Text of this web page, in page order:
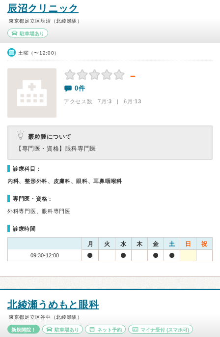
辰沼クリニック
東京都足立区辰沼（北綾瀬駅）
駐車場あり
土曜（〜12:00）
－
0件
アクセス数 7月:3 | 6月:13
霰粒腫について
【専門医・資格】 眼科専門医
診療科目：
内科、整形外科、皮膚科、眼科、耳鼻咽喉科
専門医・資格：
外科専門医、眼科専門医
診療時間
月 火 水 木 金 土 日 祝
09:30-12:00
北綾瀬うめもと眼科
東京都足立区谷中（北綾瀬駅）
新規開院！ 駐車場あり ネット予約 マイナ受付 (スマホ可)